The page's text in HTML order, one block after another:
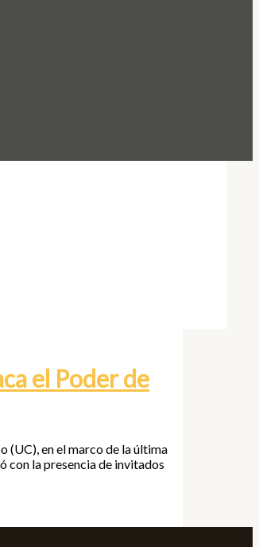
el Poder de
(UC), en el marco de la última
con la presencia de invitados